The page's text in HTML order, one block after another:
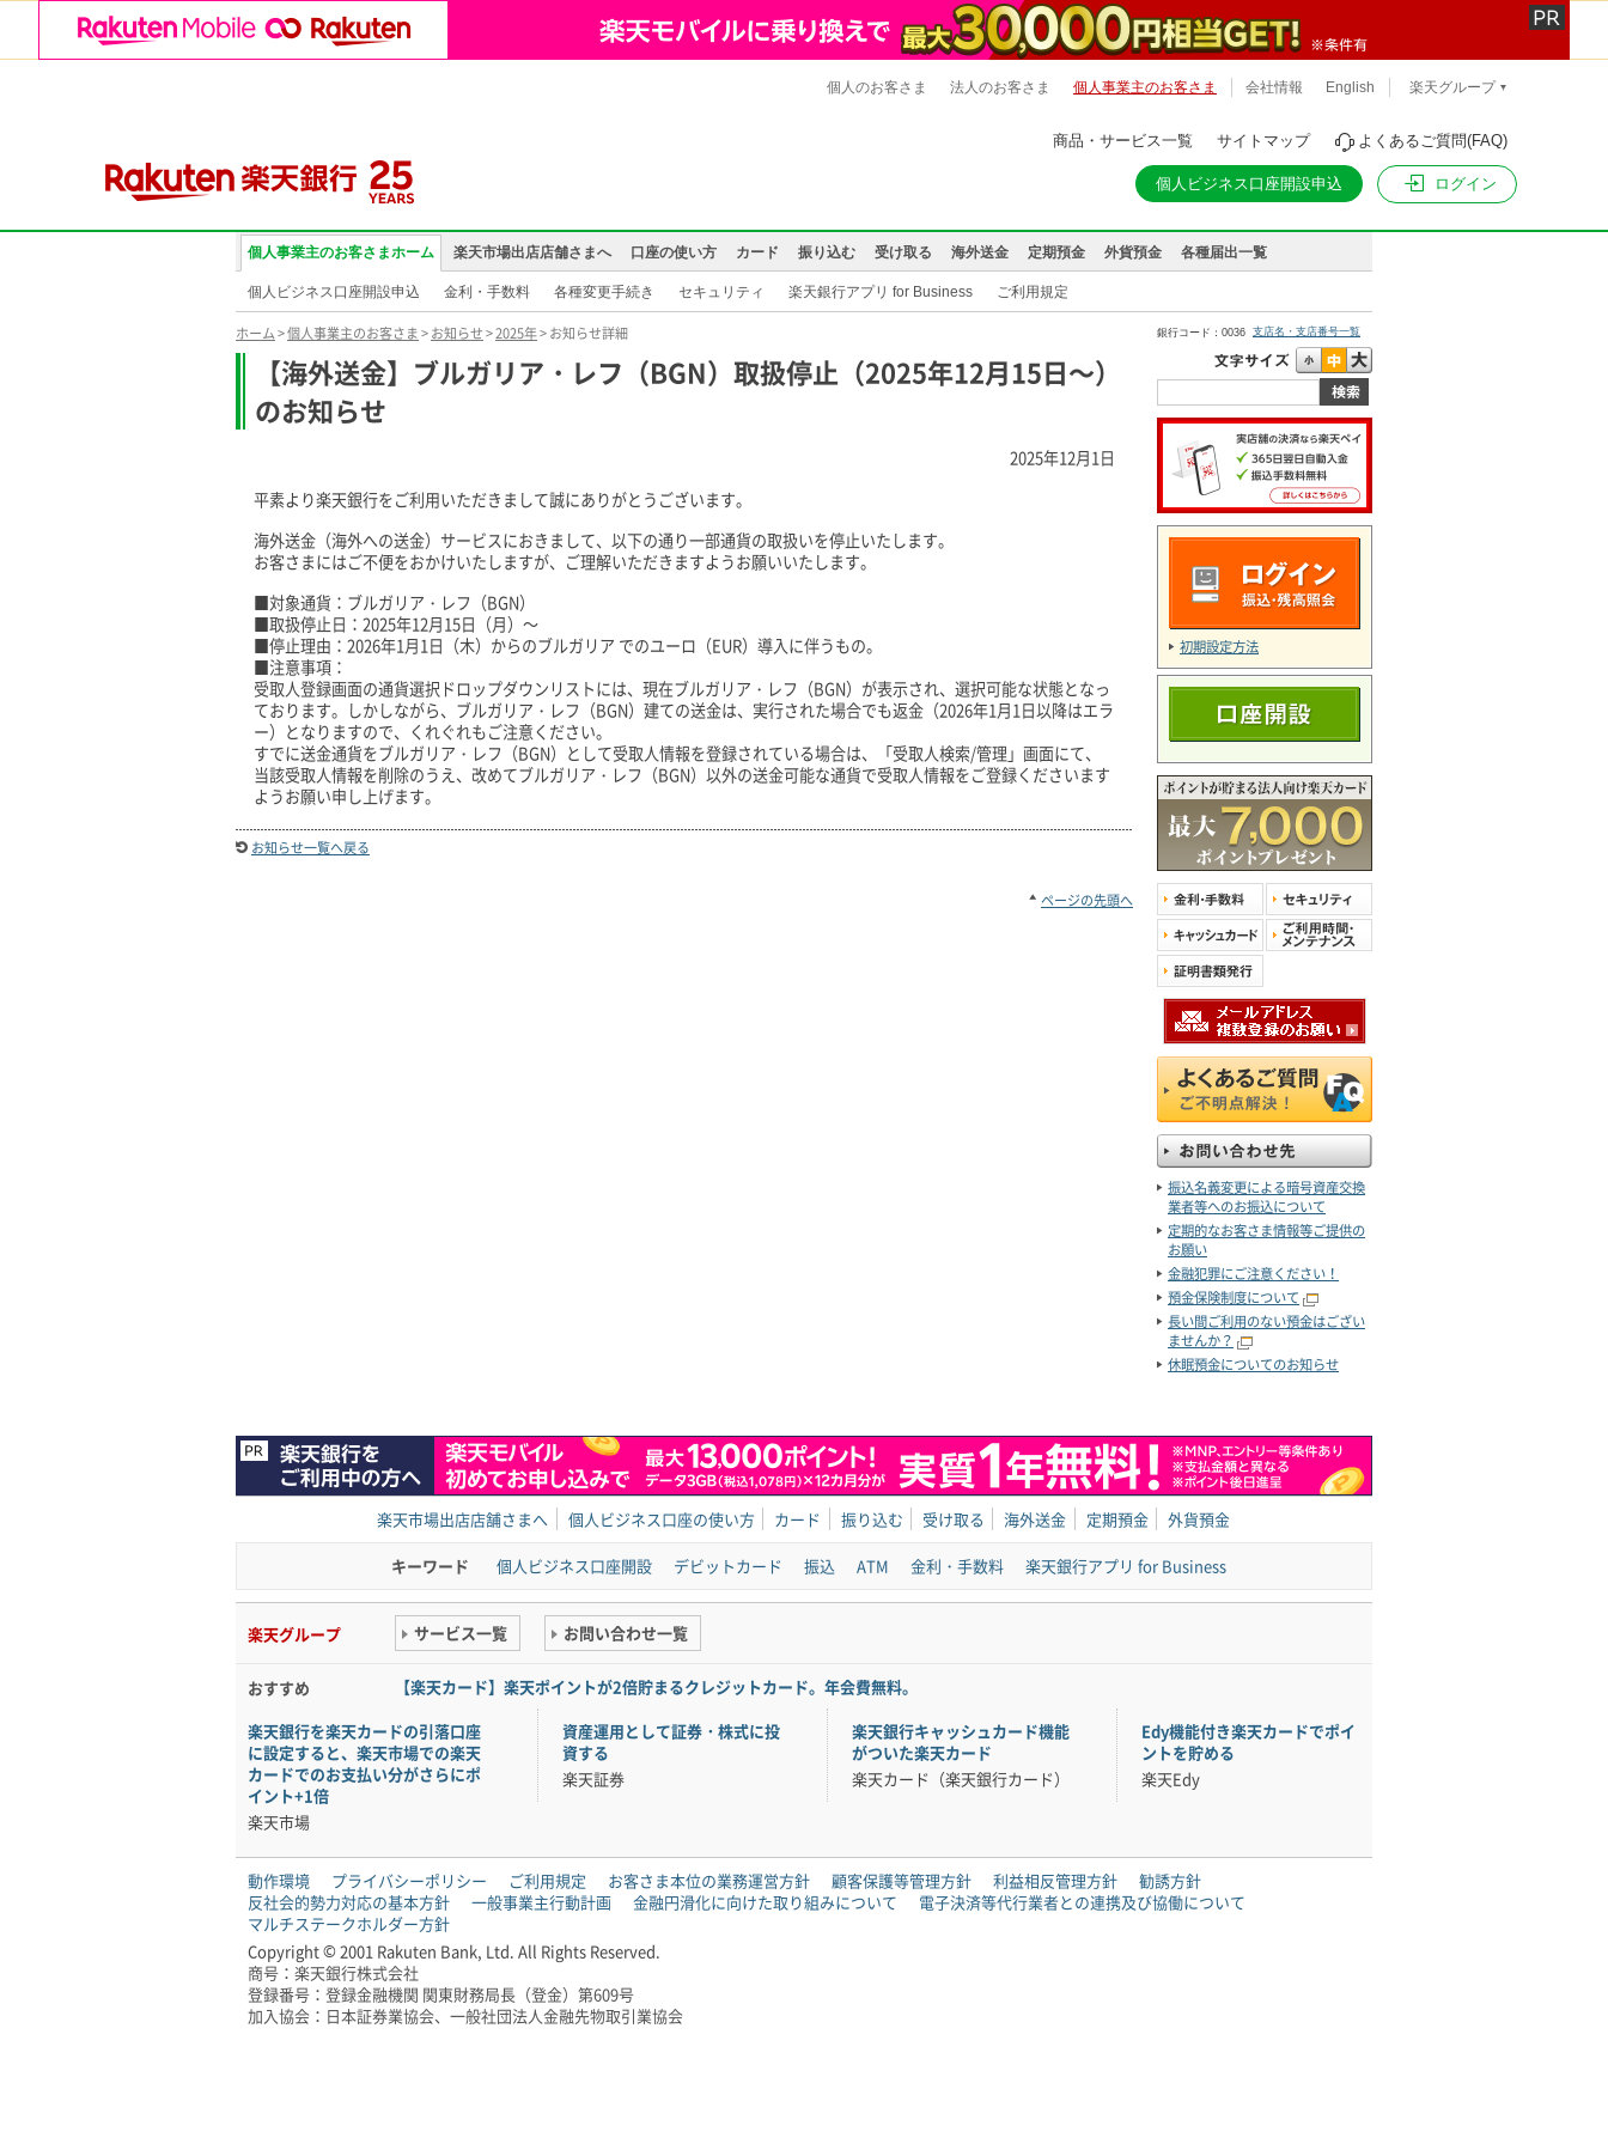
個人のお客さま 法人のお客さま 個人事業主のお客さま 会社情報 English 楽天グループ
商品・サービス一覧 サイトマップ よくあるご質問(FAQ)
個人ビジネス口座開設申込 ログイン
個人事業主のお客さまホーム 楽天市場出店店舗さまへ 口座の使い方 カード 振り込む 受け取る 海外送金 定期預金 外貨預金 各種届出一覧
個人ビジネス口座開設申込 金利・手数料 各種変更手続き セキュリティ 楽天銀行アプリ for Business ご利用規定
ホーム>個人事業主のお客さま>お知らせ>2025年> お知らせ詳細
【海外送金】ブルガリア・レフ（BGN）取扱停止（2025年12月15日～）
のお知らせ
2025年12月1日
平素より楽天銀行をご利用いただきまして誠にありがとうございます。
海外送金（海外への送金）サービスにおきまして、以下の通り一部通貨の取扱いを停止いたします。
お客さまにはご不便をおかけいたしますが、ご理解いただきますようお願いいたします。
■対象通貨：ブルガリア・レフ（BGN）
■取扱停止日：2025年12月15日（月）～
■停止理由：2026年1月1日（木）からのブルガリア でのユーロ（EUR）導入に伴うもの。
■注意事項：
受取人登録画面の通貨選択ドロップダウンリストには、現在ブルガリア・レフ（BGN）が表示され、選択可能な状態となっ
ております。しかしながら、ブルガリア・レフ（BGN）建ての送金は、実行された場合でも返金（2026年1月1日以降はエラ
ー）となりますので、くれぐれもご注意ください。
すでに送金通貨をブルガリア・レフ（BGN）として受取人情報を登録されている場合は、「受取人検索/管理」画面にて、
当該受取人情報を削除のうえ、改めてブルガリア・レフ（BGN）以外の送金可能な通貨で受取人情報をご登録くださいます
ようお願い申し上げます。
お知らせ一覧へ戻る
ページの先頭へ
銀行コード：0036 支店名・支店番号一覧
初期設定方法
振込名義変更による暗号資産交換
業者等へのお振込について
定期的なお客さま情報等ご提供の
お願い
金融犯罪にご注意ください！
預金保険制度について
長い間ご利用のない預金はござい
ませんか？
休眠預金についてのお知らせ
楽天市場出店店舗さまへ 個人ビジネス口座の使い方 カード 振り込む 受け取る 海外送金 定期預金 外貨預金
キーワード 個人ビジネス口座開設 デビットカード 振込 ATM 金利・手数料 楽天銀行アプリ for Business
楽天グループ サービス一覧 お問い合わせ一覧
おすすめ
【楽天カード】楽天ポイントが2倍貯まるクレジットカード。年会費無料。
楽天銀行を楽天カードの引落口座
に設定すると、楽天市場での楽天
カードでのお支払い分がさらにポ
イント+1倍
楽天市場
資産運用として証券・株式に投
資する
楽天証券
楽天銀行キャッシュカード機能
がついた楽天カード
楽天カード（楽天銀行カード）
Edy機能付き楽天カードでポイ
ントを貯める
楽天Edy
動作環境 プライバシーポリシー ご利用規定 お客さま本位の業務運営方針 顧客保護等管理方針 利益相反管理方針
勧誘方針
反社会的勢力対応の基本方針
一般事業主行動計画 金融円滑化に向けた取り組みについて
電子決済等代行業者との連携及び協働について
マルチステークホルダー方針
Copyright © 2001 Rakuten Bank, Ltd. All Rights Reserved.
商号：楽天銀行株式会社
登録番号：登録金融機関 関東財務局長（登金）第609号
加入協会：日本証券業協会、一般社団法人金融先物取引業協会